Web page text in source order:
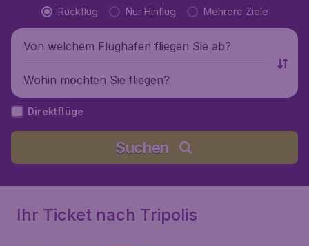
Rückflug Nur Hinflug Mehrere Ziele
Von welchem Flughafen fliegen Sie ab?
Wohin möchten Sie fliegen?
Direktflüge
Suchen
Ihr Ticket nach Tripolis